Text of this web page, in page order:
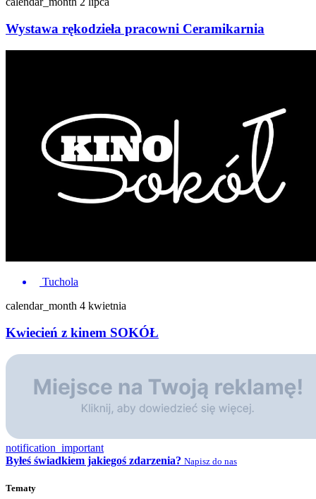
Wystawa rękodzieła pracowni Ceramikarnia
Tuchola
calendar_month 4 kwietnia
Kwiecień z kinem SOKÓŁ
notification_important
Byłeś świadkiem jakiegoś zdarzenia? Napisz do nas
Tematy